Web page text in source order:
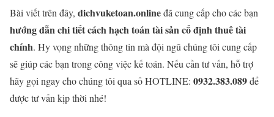
Bài viết trên đây, dichvuketoan.onlineđã cung cấp cho các bạn
hướng dẫn chi tiết cách hạch toán tài sản cố định thuê tài
chính. Hy vọng những thông tin mà đội ngũ chúng tôi cung cấp
sẽ giúp các bạn trong công việc kế toán. Nếu cần tư vấn, hỗ trợ
hãy gọi ngay cho chúng tôi qua số HOTLINE: 0932.383.089để
được tư vấn kịp thời nhé!